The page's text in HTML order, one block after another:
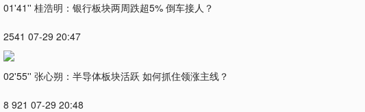
01'41'' 桂浩明：银行板块两周跌超5% 倒车接人？
2541 07-29 20:47
02'55'' 张心朔：半导体板块活跃 如何抓住领涨主线？
8 921 07-29 20:48